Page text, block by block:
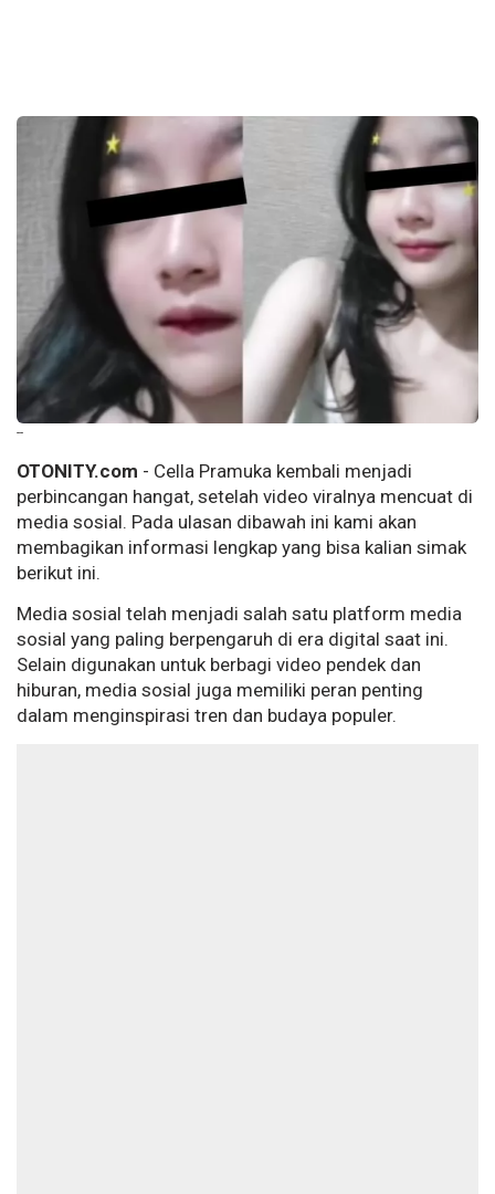
--
OTONITY.com - Cella Pramuka kembali menjadi
perbincangan hangat, setelah video viralnya mencuat di
media sosial. Pada ulasan dibawah ini kami akan
membagikan informasi lengkap yang bisa kalian simak
berikut ini.
Media sosial telah menjadi salah satu platform media
sosial yang paling berpengaruh di era digital saat ini.
Selain digunakan untuk berbagi video pendek dan
hiburan, media sosial juga memiliki peran penting
dalam menginspirasi tren dan budaya populer.